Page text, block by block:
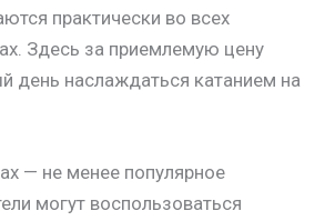
практически во всех
Здесь за приемлемую цену
день наслаждаться катанием на
— не менее популярное
могут воспользоваться